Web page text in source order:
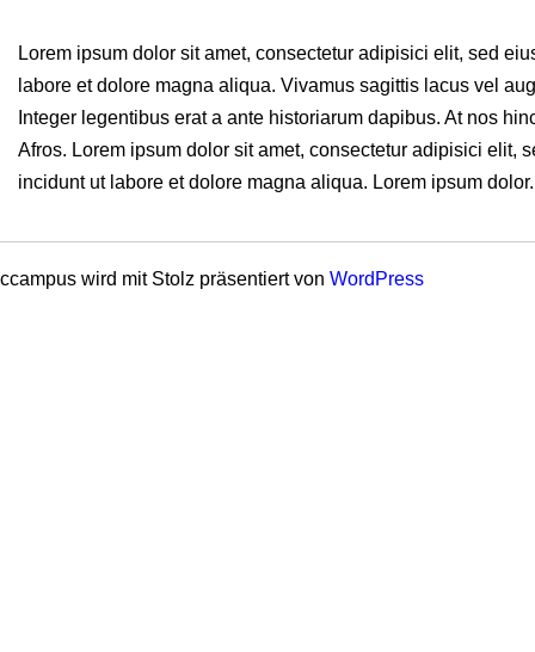
Lorem ipsum dolor sit amet, consectetur adipisici elit, sed
labore et dolore magna aliqua. Vivamus sagittis lacus vel
Integer legentibus erat a ante historiarum dapibus. At nos
Afros. Lorem ipsum dolor sit amet, consectetur adipisici elit,
incidunt ut labore et dolore magna aliqua. Lorem ipsum dolor.
ccampus wird mit Stolz präsentiert von WordPress